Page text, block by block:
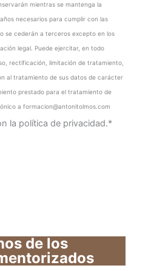
mientras se mantenga la
necesarios para cumplir con las
se cederán a terceros excepto en los
legal. Puede ejercitar, en todo
rectificación, limitación de tratamiento,
al tratamiento de sus datos de carácter
prestado para el tratamiento de
a formacion@antonitolmos.com
la política de privacidad.*
de los